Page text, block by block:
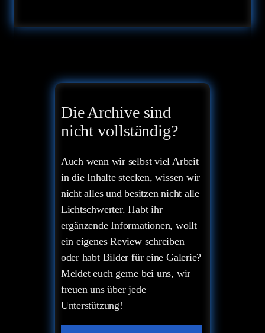
Die Archive sind
nicht vollständig?
Auch wenn wir selbst viel Arbeit
in die Inhalte stecken, wissen wir
nicht alles und besitzen nicht alle
Lichtschwerter. Habt ihr
ergänzende Informationen, wollt
ein eigenes Review schreiben
oder habt Bilder für eine Galerie?
Meldet euch gerne bei uns, wir
freuen uns über jede
Unterstützung!